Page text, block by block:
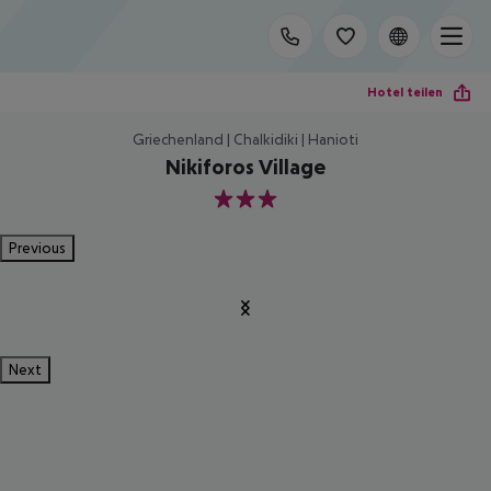
Hotel teilen
Griechenland | Chalkidiki | Hanioti
Nikiforos Village
3
Previous
Next